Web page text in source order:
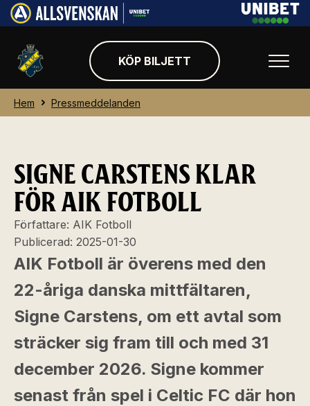
KÖP BILJETT
Hem Pressmeddelanden
SIGNE CARSTENS KLAR
FÖR AIK FOTBOLL
Författare: AIK Fotboll
Publicerad: 2025-01-30
AIK Fotboll är överens med den
22-åriga danska mittfältaren,
Signe Carstens, om ett avtal som
sträcker sig fram till och med 31
december 2026. Signe kommer
senast från spel i Celtic FC där hon